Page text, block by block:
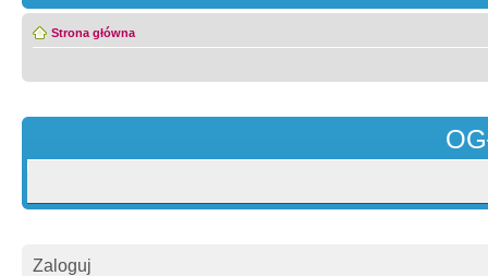
Strona główna
Zaloguj